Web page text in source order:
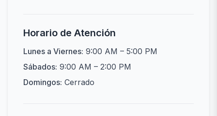
Horario de Atención
Lunes a Viernes: 9:00 AM – 5:00 PM
Sábados: 9:00 AM – 2:00 PM
Domingos: Cerrado